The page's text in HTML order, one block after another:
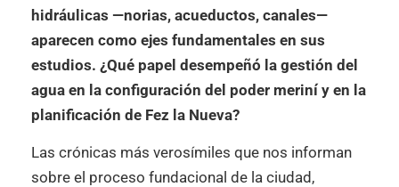
hidráulicas —norias, acueductos, canales—
aparecen como ejes fundamentales en sus
estudios. ¿Qué papel desempeñó la gestión del
agua en la configuración del poder meriní y en la
planificación de Fez la Nueva?
Las crónicas más verosímiles que nos informan
sobre el proceso fundacional de la ciudad,